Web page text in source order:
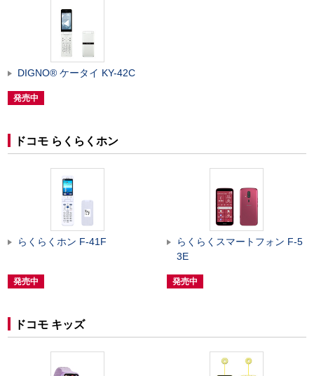
DIGNO® ケータイ KY-42C
発売中
ドコモ らくらくホン
らくらくホン F-41F
発売中
らくらくスマートフォン F-5
3E
発売中
ドコモ キッズ